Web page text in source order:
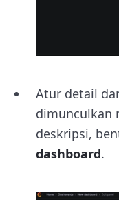
Atur detail
dimunculkan
deskripsi,
dashboard.